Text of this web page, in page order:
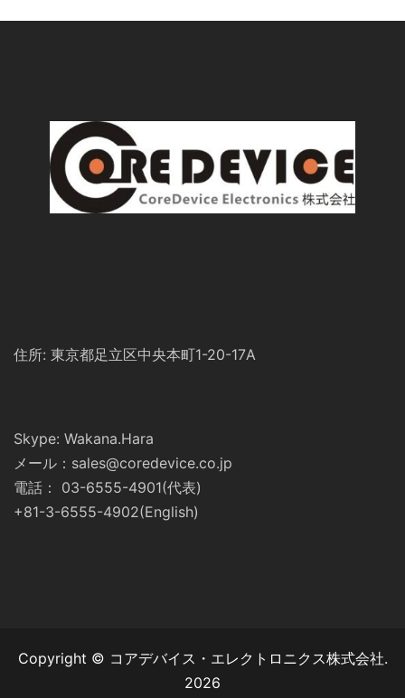
住所: 東京都足立区中央本町1-20-17A
Skype: Wakana.Hara
メール：sales@coredevice.co.jp
電話： 03-6555-4901(代表)
+81-3-6555-4902(English)
Copyright © コアデバイス・エレクトロニクス株式会社.
2026